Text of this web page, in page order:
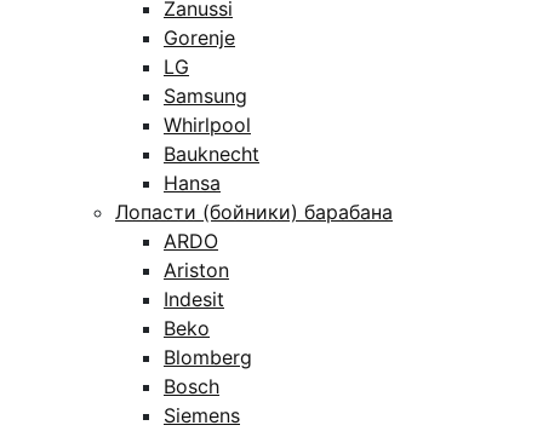
Zanussi
Gorenje
LG
Samsung
Whirlpool
Bauknecht
Hansa
Лопасти (бойники) барабана
ARDO
Ariston
Indesit
Beko
Blomberg
Bosch
Siemens